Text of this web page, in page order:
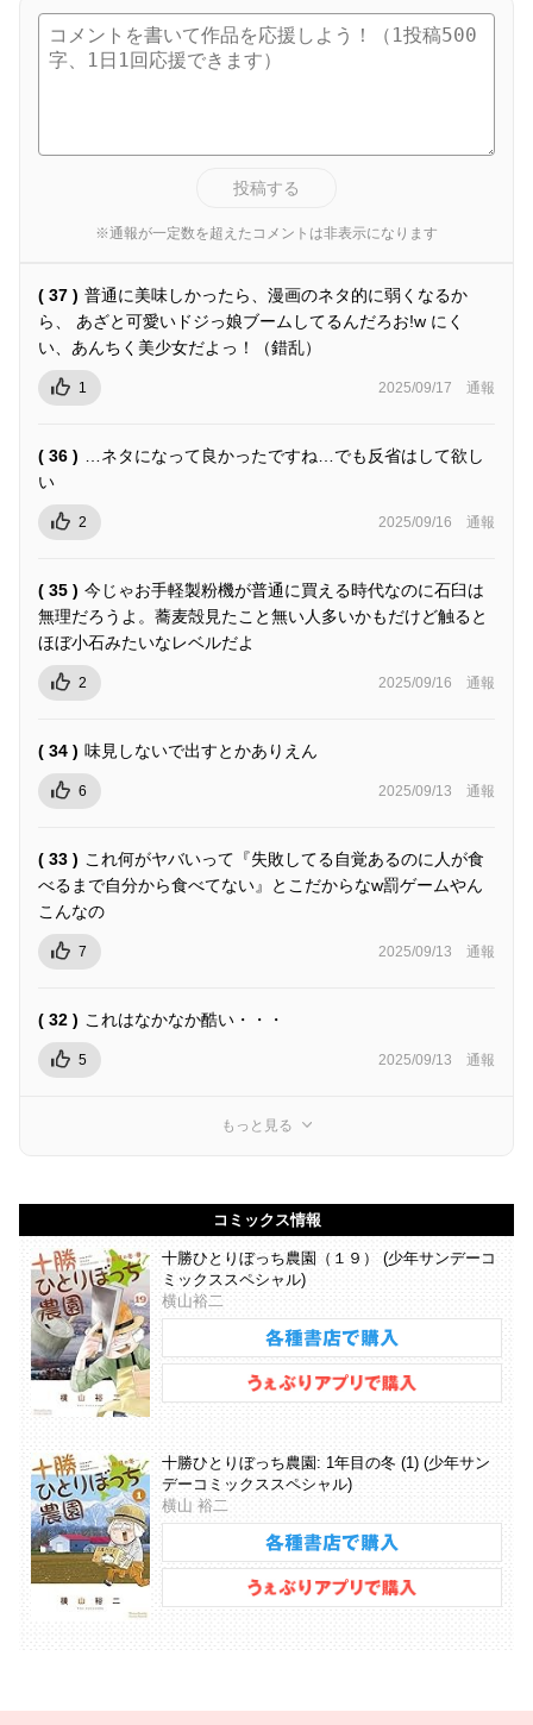
投稿する
※通報が一定数を超えたコメントは非表示になります
( 37 ) 普通に美味しかったら、漫画のネタ的に弱くなるか
ら、 あざと可愛いドジっ娘ブームしてるんだろお!w にく
い、あんちく美少女だよっ！（錯乱）
1 2025/09/17 通報
( 36 )
…ネタになって良かったですね…でも反省はして欲し
い
2 2025/09/16 通報
( 35 ) 今じゃお手軽製粉機が普通に買える時代なのに石臼は
無理だろうよ。蕎麦殻見たこと無い人多いかもだけど触ると
ほぼ小石みたいなレベルだよ
2 2025/09/16 通報
( 34 ) 味見しないで出すとかありえん
6 2025/09/13 通報
( 33 ) これ何がヤバいって『失敗してる自覚あるのに人が食
べるまで自分から食べてない』とこだからなw罰ゲームやん
こんなの
7 2025/09/13 通報
( 32 ) これはなかなか酷い・・・
5 2025/09/13 通報
もっと見る
コミックス情報
十勝ひとりぼっち農園（１９） (少年サンデーコ
ミックススペシャル)
横山裕二
十勝ひとりぼっち農園: 1年目の冬 (1) (少年サン
デーコミックススペシャル)
横山 裕二